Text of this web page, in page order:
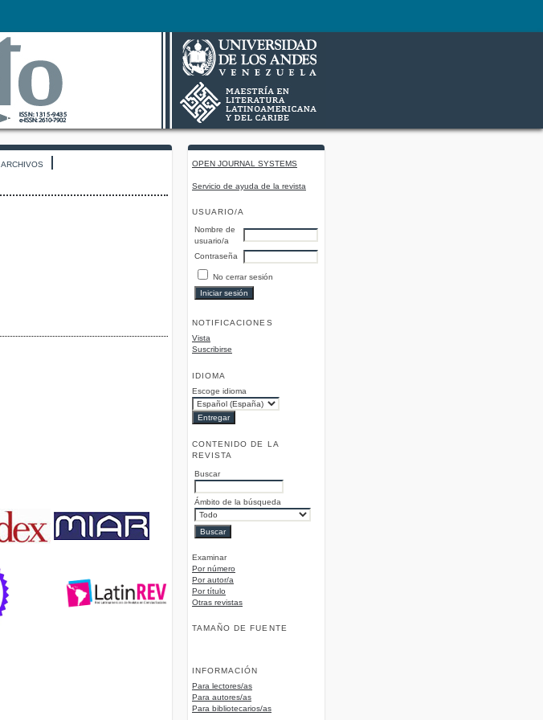
OPEN JOURNAL SYSTEMS
Servicio de ayuda de la revista
USUARIO/A
Nombre de
usuario/a
Contraseña
No cerrar sesión
NOTIFICACIONES
Vista
Suscribirse
IDIOMA
Escoge idioma
CONTENIDO DE LA
REVISTA
Buscar
Ámbito de la búsqueda
Examinar
Por número
Por autor/a
Por título
Otras revistas
TAMAÑO DE FUENTE
INFORMACIÓN
Para lectores/as
Para autores/as
Para bibliotecarios/as
ARCHIVOS